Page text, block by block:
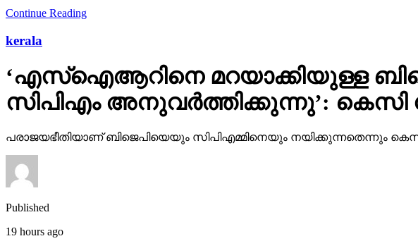
Continue Reading
kerala
‘എസ്‌ഐആറിനെ മറയാക്കിയുള്ള
സിപിഎം അനുവര്‍ത്തിക്കുന്നു’:
പരാജയഭീതിയാണ് ബിജെപിയെയും സിപിഎമ്മിനെയും നയിക്കുന്നതെന്നും
Published
19 hours ago